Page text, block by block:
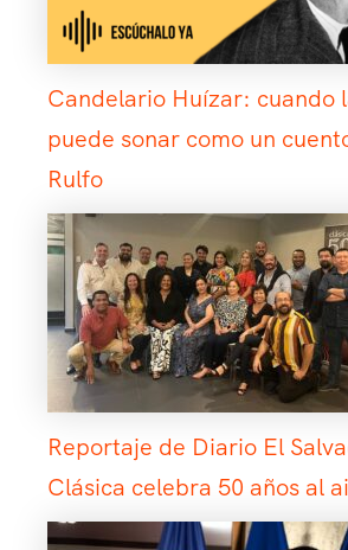
Candelario Huízar: cuando
puede sonar como un
Rulfo
Reportaje de Diario El
Clásica celebra 50 años al